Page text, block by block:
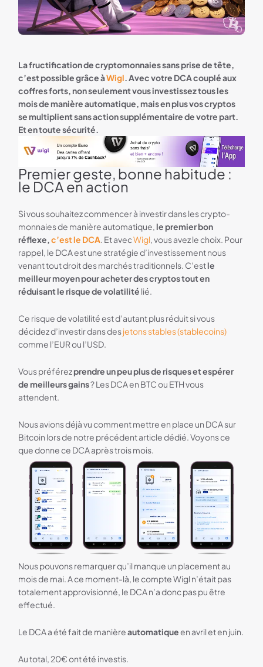
La fructification de cryptomonnaies sans prise de tête,
c’est possible grâce àWigl. Avec votre DCA couplé aux
coffres forts, non seulement vous investissez tous les
mois de manière automatique, mais en plus vos cryptos
se multiplient sans action supplémentaire de votre part.
Et en toute sécurité.
wigl bannière
Premier geste, bonne habitude :
le DCA en action
Si vous souhaitez commencer à investir dans les crypto-
monnaies de manière automatique, le premier bon
réflexe,c’est le DCA . Et avecWigl , vous avez le choix. Pour
rappel, le DCA est une stratégie d’investissement nous
venant tout droit des marchés traditionnels. C’estle
meilleur moyen pour acheter des cryptos tout en
réduisant le risque de volatilité lié.
Ce risque de volatilité est d’autant plus réduit si vous
décidez d’investir dans desjetons stables (stablecoins)
comme l’EUR ou l’USD.
Vous préférezprendre un peu plus de risques et espérer
de meilleurs gains? Les DCA en BTC ou ETH vous
attendent.
Nous avions déjà vu comment mettre en place un DCA sur
Bitcoin lors de notre précédent article dédié. Voyons ce
que donne ce DCA après trois mois.
Nous pouvons remarquer qu’il manque un placement au
mois de mai. A ce moment-là, le compte Wigl n’était pas
totalement approvisionné, le DCA n’a donc pas pu être
effectué.
Le DCA a été fait de manièreautomatiqueen avril et en juin.
Au total, 20€ ont été investis.